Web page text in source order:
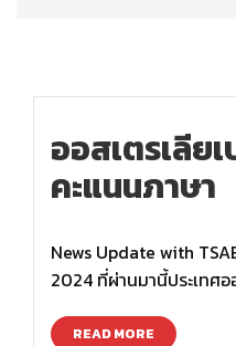
ออสเตรเลีย
คะแนนภาษา
News Update with
2024 ที่ผ่านมานี้ประเทศ
READ MORE